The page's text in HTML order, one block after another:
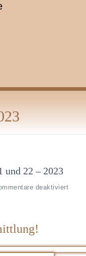
und 22 – 2023
deaktiviert
2023